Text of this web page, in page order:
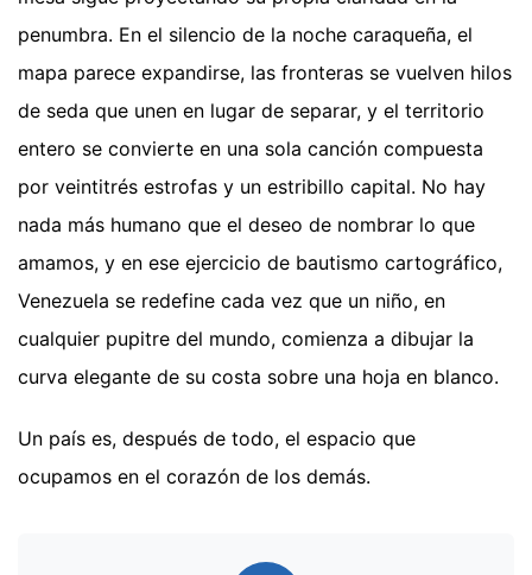
penumbra. En el silencio de la noche caraqueña, el
mapa parece expandirse, las fronteras se vuelven hilos
de seda que unen en lugar de separar, y el territorio
entero se convierte en una sola canción compuesta
por veintitrés estrofas y un estribillo capital. No hay
nada más humano que el deseo de nombrar lo que
amamos, y en ese ejercicio de bautismo cartográfico,
Venezuela se redefine cada vez que un niño, en
cualquier pupitre del mundo, comienza a dibujar la
curva elegante de su costa sobre una hoja en blanco.
Un país es, después de todo, el espacio que
ocupamos en el corazón de los demás.